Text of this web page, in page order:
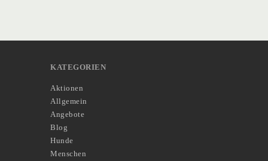
KATEGORIEN
Aktionen
Allgemein
Angebote
Blog
Hunde
Menschen